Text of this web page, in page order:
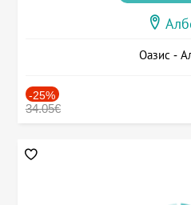
Оазис -
-25%
34.05€